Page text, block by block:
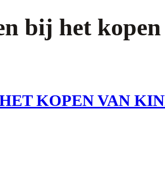
bij het
KOPEN VAN